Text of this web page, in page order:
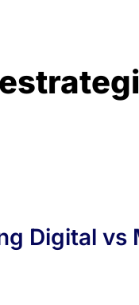
Digital vs